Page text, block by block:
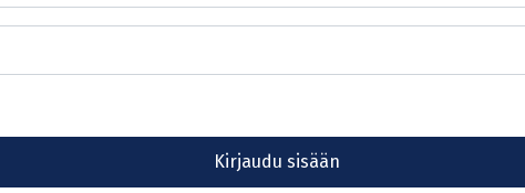
Kirjaudu sisään